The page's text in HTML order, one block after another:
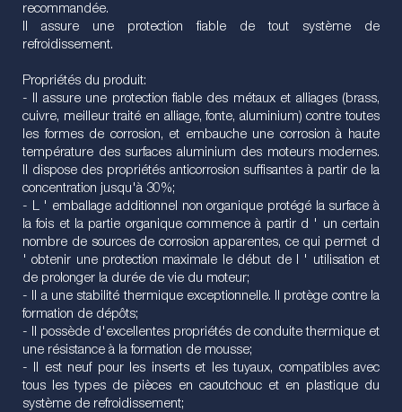
recommandée.
Il assure une protection fiable de tout système de
refroidissement.
Propriétés du produit:
- Il assure une protection fiable des métaux et alliages (brass,
cuivre, meilleur traité en alliage, fonte, aluminium) contre toutes
les formes de corrosion, et embauche une corrosion à haute
température des surfaces aluminium des moteurs modernes.
Il dispose des propriétés anticorrosion suffisantes à partir de la
concentration jusqu'à 30%;
- L ' emballage additionnel non organique protégé la surface à
la fois et la partie organique commence à partir d ' un certain
nombre de sources de corrosion apparentes, ce qui permet d
' obtenir une protection maximale le début de l ' utilisation et
de prolonger la durée de vie du moteur;
- Il a une stabilité thermique exceptionnelle. Il protège contre la
formation de dépôts;
- Il possède d'excellentes propriétés de conduite thermique et
une résistance à la formation de mousse;
- Il est neuf pour les inserts et les tuyaux, compatibles avec
tous les types de pièces en caoutchouc et en plastique du
système de refroidissement;